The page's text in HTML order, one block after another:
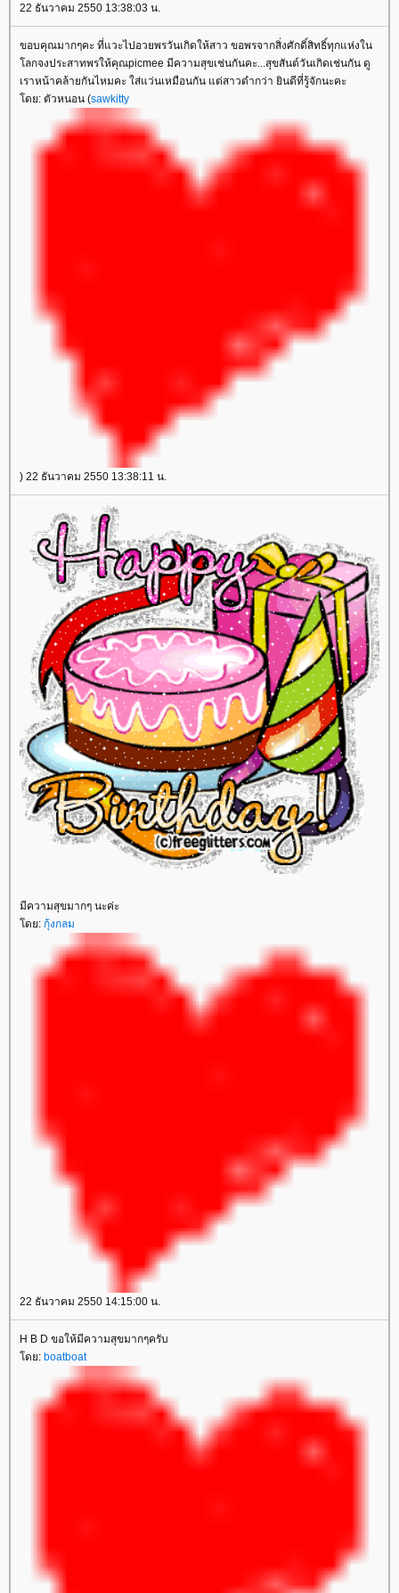
22 ธันวาคม 2550 13:38:03 น.
ขอบคุณมากๆคะ ที่แวะไปอวยพรวันเกิดให้สาว ขอพรจากสิ่งศักดิ์สิทธิ์ทุกแห่งใน
ลกจงประสาทพรให้คุณpicmee มีความสุขเช่นกันคะ...สุขสันต์วันเกิดเช่นกัน ดู
เราหน้าคล้ายกันไหมคะ ใส่แว่นเหมือนกัน แต่สาวดำกว่า ยินดีที่รู้จักนะคะ
ดย: ตัวหนอน (sawkitty
) 22 ธันวาคม 2550 13:38:11 น.
มีความสุขมากๆ นะค่ะ
ดย: กุ้งกลม
22 ธันวาคม 2550 14:15:00 น.
H B D ขอให้มีความสุขมากๆครับ
ดย: boatboat